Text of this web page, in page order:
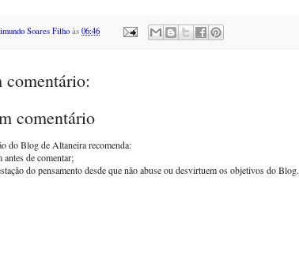
Soares Filho às 06:46
comentário:
comentário
do Blog de Altaneira recomenda:
antes de comentar;
do pensamento desde que não abuse ou desvirtuem os objetivos do Blog.